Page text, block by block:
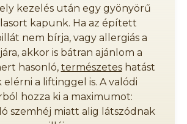
kezelés után egy gyönyörű
kapunk. Ha az épített
nem bírja, vagy allergiás a
akkor is bátran ajánlom a
hasonló, természeteshatást
a liftinggel is. A valódi
hozza ki a maximumot:
szemhéj miatt alig látszódnak